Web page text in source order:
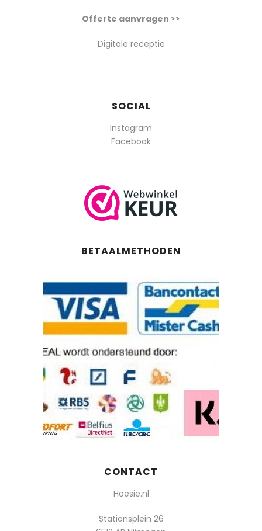
Offerte aanvragen >>
Digitale receptie
SOCIAL
Instagram
Facebook
BETAALMETHODEN
CONTACT
Hoesie.nl
Stationsplein 26